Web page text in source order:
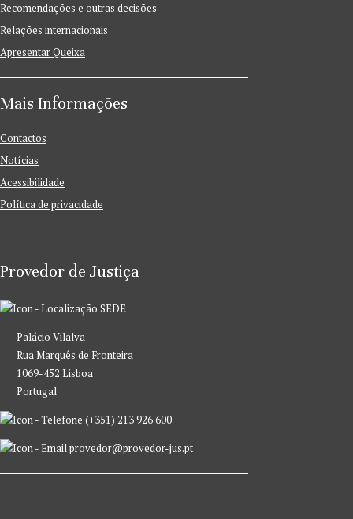
Recomendações e outras decisões
Relações internacionais
Apresentar Queixa
Mais Informações
Contactos
Notícias
Acessibilidade
Política de privacidade
Provedor de Justiça
SEDE
Palácio Vilalva
Rua Marquês de Fronteira
1069-452 Lisboa
Portugal
(+351) 213 926 600
provedor@provedor-jus.pt